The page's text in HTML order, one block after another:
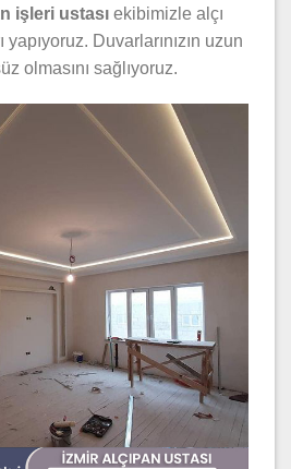
işleri ustasıekibimizle alçı
yapıyoruz. Duvarlarınızın uzun
olmasını sağlıyoruz.